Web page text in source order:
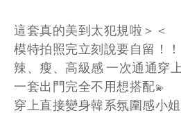
這套真的美到太犯規啦＞＜
模特拍照完立刻說要自留！！
辣、瘦、高級感 一次通通穿
一套出門完全不用想搭配💫
穿上直接變身韓系氛圍感小